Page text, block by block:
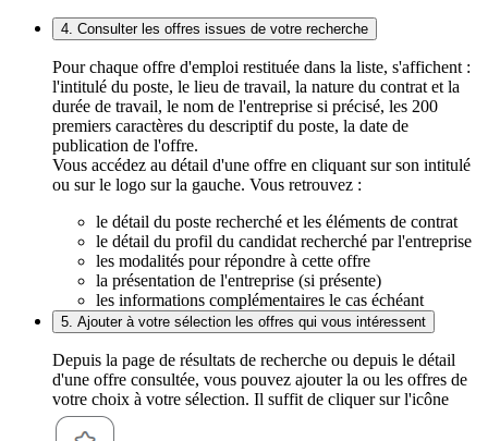
4. Consulter les offres issues de votre recherche
Pour chaque offre d'emploi restituée dans la liste, s'affichent :
l'intitulé du poste, le lieu de travail, la nature du contrat et la
durée de travail, le nom de l'entreprise si précisé, les 200
premiers caractères du descriptif du poste, la date de
publication de l'offre.
Vous accédez au détail d'une offre en cliquant sur son intitulé
ou sur le logo sur la gauche. Vous retrouvez :
le détail du poste recherché et les éléments de contrat
le détail du profil du candidat recherché par l'entreprise
les modalités pour répondre à cette offre
la présentation de l'entreprise (si présente)
les informations complémentaires le cas échéant
5. Ajouter à votre sélection les offres qui vous intéressent
Depuis la page de résultats de recherche ou depuis le détail
d'une offre consultée, vous pouvez ajouter la ou les offres de
votre choix à votre sélection. Il suffit de cliquer sur l'icône